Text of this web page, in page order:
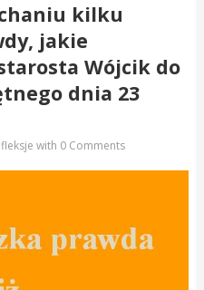
kilku
jakie
Wójcik do
dnia 23
with 0 Comments